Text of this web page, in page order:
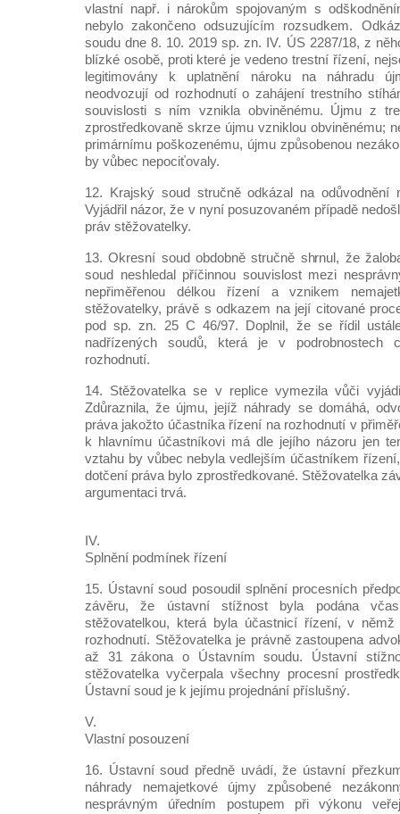
vlastní např. i nárokům spojovaným s
nebylo zakončeno odsuzujícím rozsudkem.
soudu dne 8. 10. 2019 sp. zn. IV. ÚS 2287/18, z
blízké osobě, proti které je vedeno trestní řízení,
legitimovány k uplatnění nároku na náhradu
neodvozují od rozhodnutí o zahájení trestního
souvislosti s ním vznikla obviněnému. Újmu z
zprostředkovaně skrze újmu vzniklou obviněnému;
primárnímu poškozenému, újmu způsobenou
by vůbec nepociťovaly.
12. Krajský soud stručně odkázal na odůvodnění
Vyjádřil názor, že v nyní posuzovaném případě
práv stěžovatelky.
13. Okresní soud obdobně stručně shrnul, že
soud neshledal příčinnou souvislost mezi
nepřiměřenou délkou řízení a vznikem
stěžovatelky, právě s odkazem na její citované
pod sp. zn. 25 C 46/97. Doplnil, že se řídil
nadřízených soudů, která je v podrobnostech
rozhodnutí.
14. Stěžovatelka se v replice vymezila vůči
Zdůraznila, že újmu, jejíž náhrady se domáhá,
práva jakožto účastníka řízení na rozhodnutí v
k hlavnímu účastníkovi má dle jejího názoru jen
vztahu by vůbec nebyla vedlejším účastníkem
dotčení práva bylo zprostředkované. Stěžovatelka
argumentaci trvá.
IV.
Splnění podmínek řízení
15. Ústavní soud posoudil splnění procesních
závěru, že ústavní stížnost byla podána
stěžovatelkou, která byla účastnicí řízení, v němž
rozhodnutí. Stěžovatelka je právně zastoupena
až 31 zákona o Ústavním soudu. Ústavní
stěžovatelka vyčerpala všechny procesní
Ústavní soud je k jejímu projednání příslušný.
V.
Vlastní posouzení
16. Ústavní soud předně uvádí, že ústavní
náhrady nemajetkové újmy způsobené
nesprávným úředním postupem při výkonu